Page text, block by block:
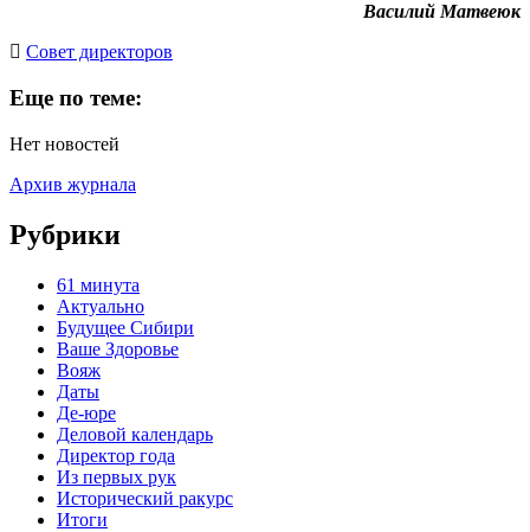
Василий Матвеюк
Cовет директоров
Еще по теме:
Нет новостей
Архив журнала
Рубрики
61 минута
Актуально
Будущее Сибири
Ваше Здоровье
Вояж
Даты
Де-юре
Деловой календарь
Директор года
Из первых рук
Исторический ракурс
Итоги